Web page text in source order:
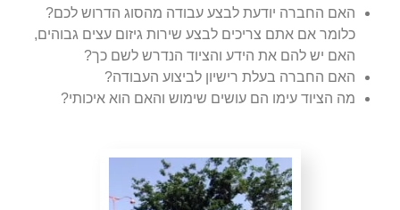
האם החברה יודעת לבצע עבודה מהסוג הדרוש לכם?
כלומר אם אתם צריכים לבצע שירות גיזום עצים גבוהים,
האם יש להם את הידע והציוד הנדרש לשם כך?
האם החברה בעלת רישיון לביצוע העבודה?
מה הציוד עימו הם עושים שימוש והאם הוא איכותי?